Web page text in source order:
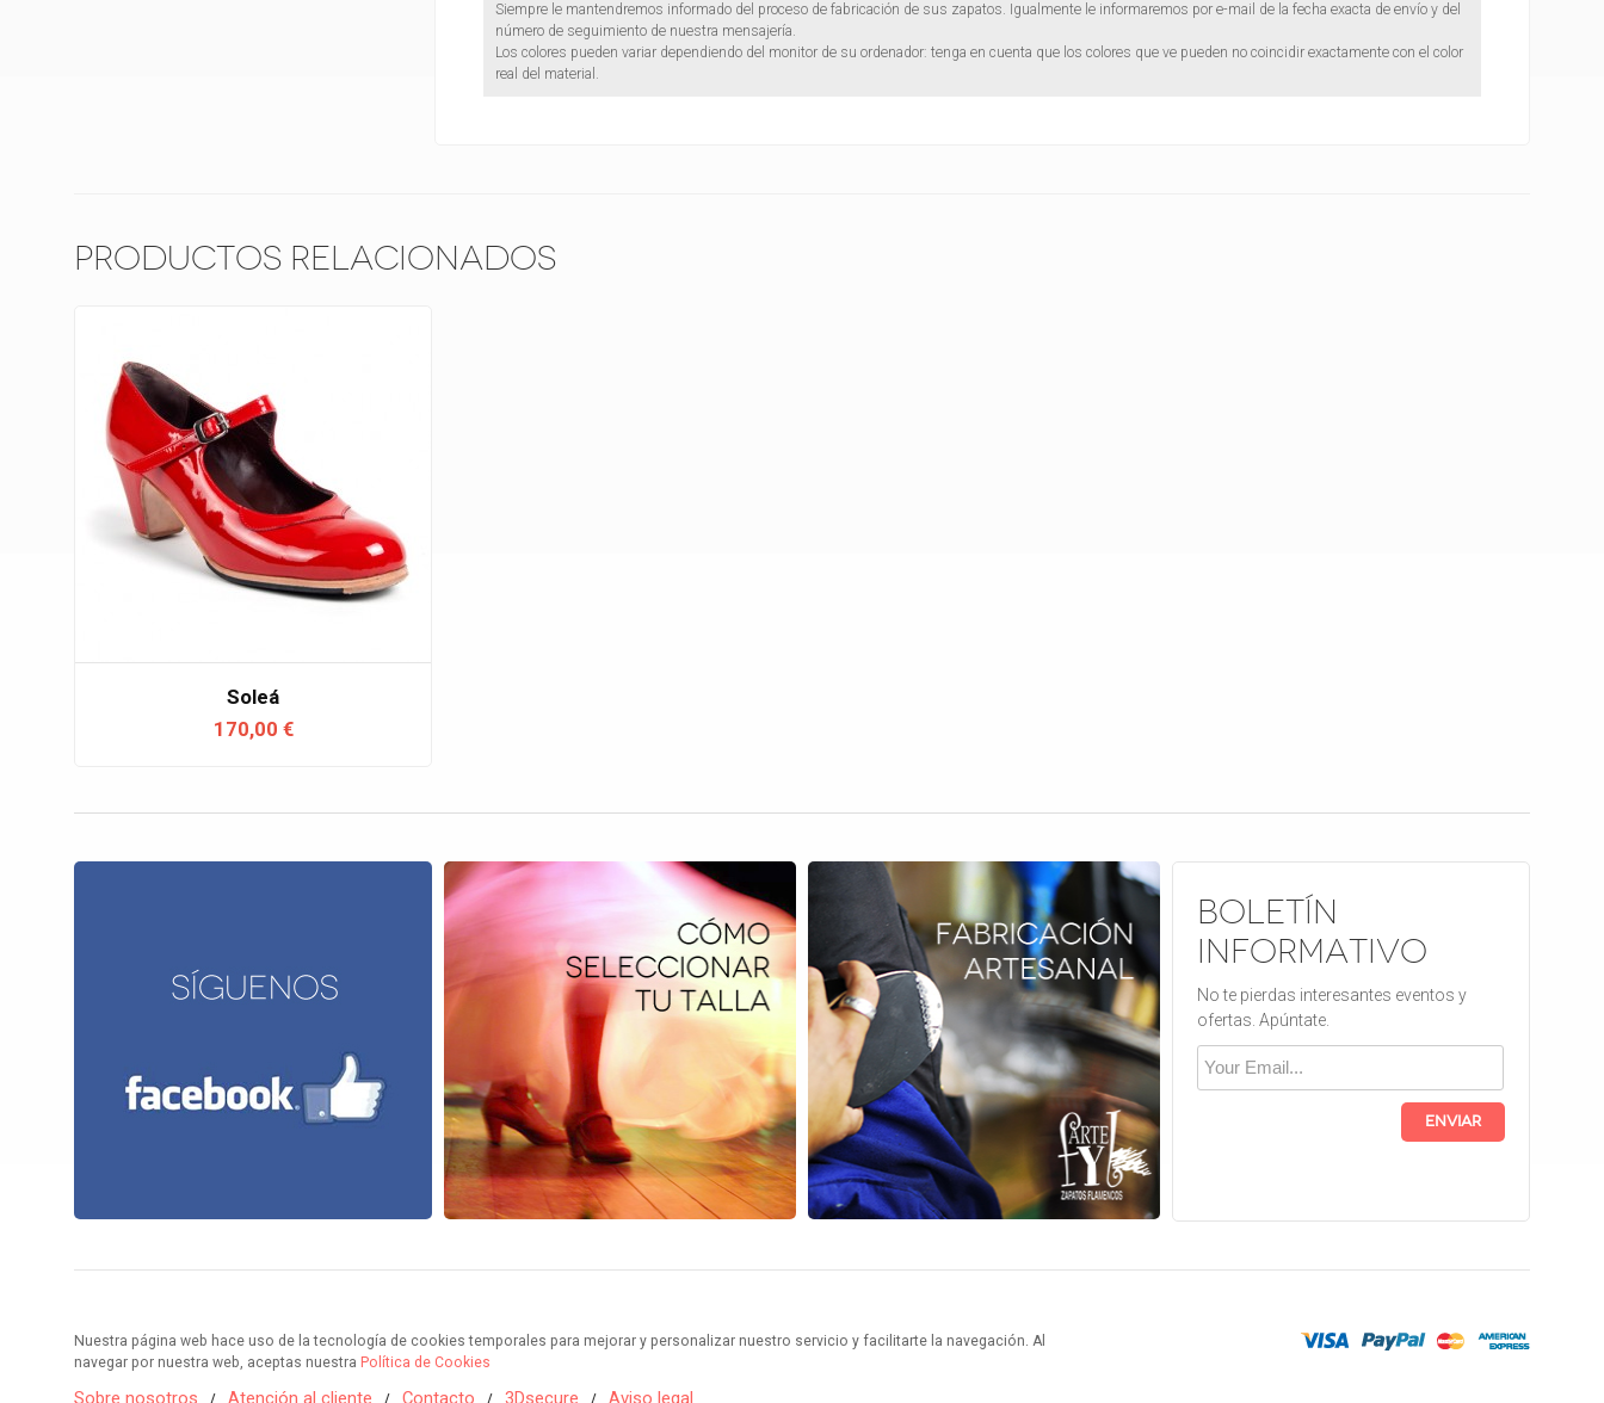
Siempre le mantendremos informado del proceso de fabricación de sus zapatos. Igualmente le informaremos por e-mail de la fecha exacta de envío y del
número de seguimiento de nuestra mensajería.
Los colores pueden variar dependiendo del monitor de su ordenador: tenga en cuenta que los colores que ve pueden no coincidir exactamente con el color
real del material.
Productos Relacionados
Soleá
170,00 €
Boletín
informativo
No te pierdas interesantes eventos y
ofertas. Apúntate.
Enviar
Nuestra página web hace uso de la tecnología de cookies temporales para mejorar y personalizar nuestro servicio y facilitarte la navegación. Al
navegar por nuestra web, aceptas nuestra Política de Cookies
Sobre nosotros Atención al cliente Contacto 3Dsecure Aviso legal